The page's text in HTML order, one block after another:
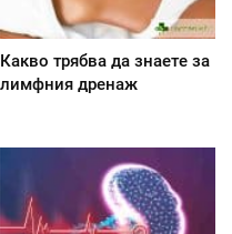
Какво трябва да знаете за
лимфния дренаж